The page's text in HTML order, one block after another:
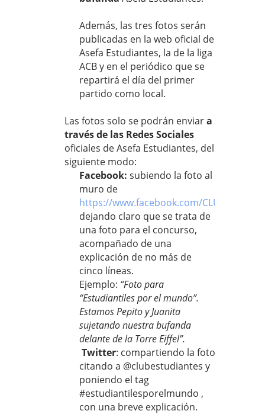
Además, las tres fotos serán
publicadas en la web oficial de
Asefa Estudiantes, la de la liga
ACB y en el periódico que se
repartirá el día del primer
partido como local.
Las fotos solo se podrán enviara
través de las Redes Sociales
oficiales de Asefa Estudiantes, del
siguiente modo:
Facebook: subiendo la foto al
muro de
https://www.facebook.com/
dejando claro que se trata de
una foto para el concurso,
acompañado de una
explicación de no más de
cinco líneas.
Ejemplo: “Foto para
“Estudiantiles por el mundo”.
Estamos Pepito y Juanita
sujetando nuestra bufanda
delante de la Torre Eiffel”.
Twitter: compartiendo la foto
citando a @clubestudiantes y
poniendo el tag
#estudiantilesporelmundo ,
con una breve explicación.